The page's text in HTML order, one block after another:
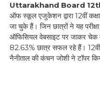
Uttarakhand Board
ऑफ स्कूल एजुकेशन द्वारा 12वीं
जा चुके हैं। जिन छात्रों ने यह
ऑफिसियल वेबसाइट पर जाकर
82.63% छात्र सफल रहे हैं। 12वीं
नैनीताल की कंचन जोशी ने टॉपर